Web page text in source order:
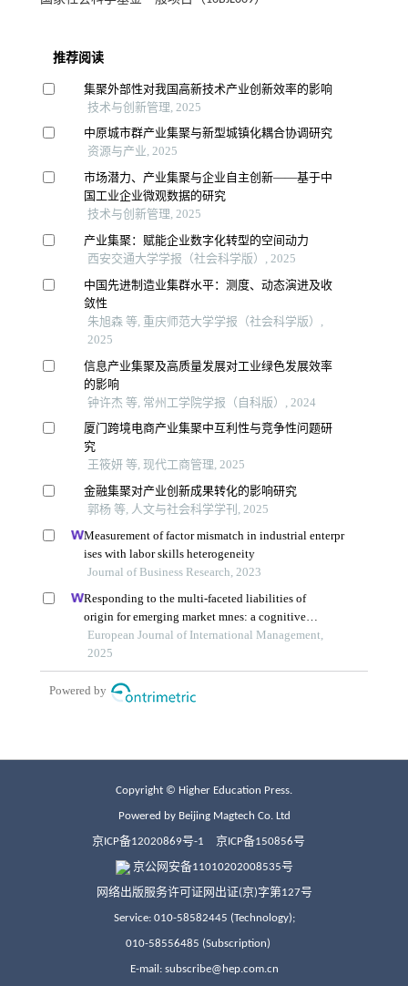
Copyright © Higher Education Press.
Powered by Beijing Magtech Co. Ltd
京ICP备12020869号-1 京ICP备150856号
京公网安备11010202008535号
网络出版服务许可证网出证(京)字第127号
Service: 010-58582445 (Technology);
010-58556485 (Subscription)
E-mail: subscribe@hep.com.cn